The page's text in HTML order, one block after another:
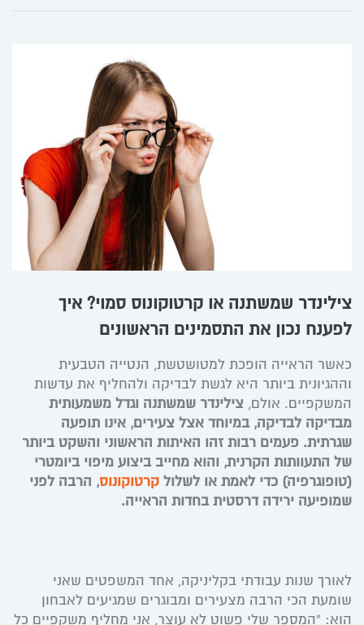
צילינדר שמשתנה או קרטוקונוס סמוי? איך
לפענח נכון את התסמינים הראשונים
כאשר הראייה הופכת למטושטשת, הנטייה הטבעית
וההגיונית ביותר היא לגשת לבדיקה ולהחליף את עדשות
המשקפיים. אולם, צילינדר שמשתנה וגדל משמעותית
מבדיקה לבדיקה, במיוחד אצל צעירים, אינו תופעה
שגרתית. פעמים רבות זהו האיתות הראשוני והשקט ביותר
של התעוותות הקרנית, והוא מחייב ביצוע מיפוי ביומטרי
(טופוגרפיה) כדי לאמת או לשלול קרטוקונוס, הרבה לפני
שמופיעה ירידה דרסטית בחדות הראייה.
לאורך שנות עבודתי בקליניקה, אחד המשפטים שאני
שומעת הכי הרבה מצעירים ומבוגרים שמגיעים לאבחון
הוא: “המספר שלי פשוט לא עוצר, אני מחליף משקפיים כל